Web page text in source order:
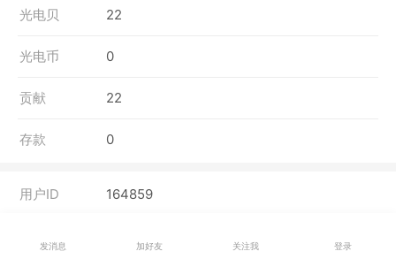
光电贝 22
光电币 0
贡献 22
存款 0
用户ID 164859
发消息 加好友 关注我 登录